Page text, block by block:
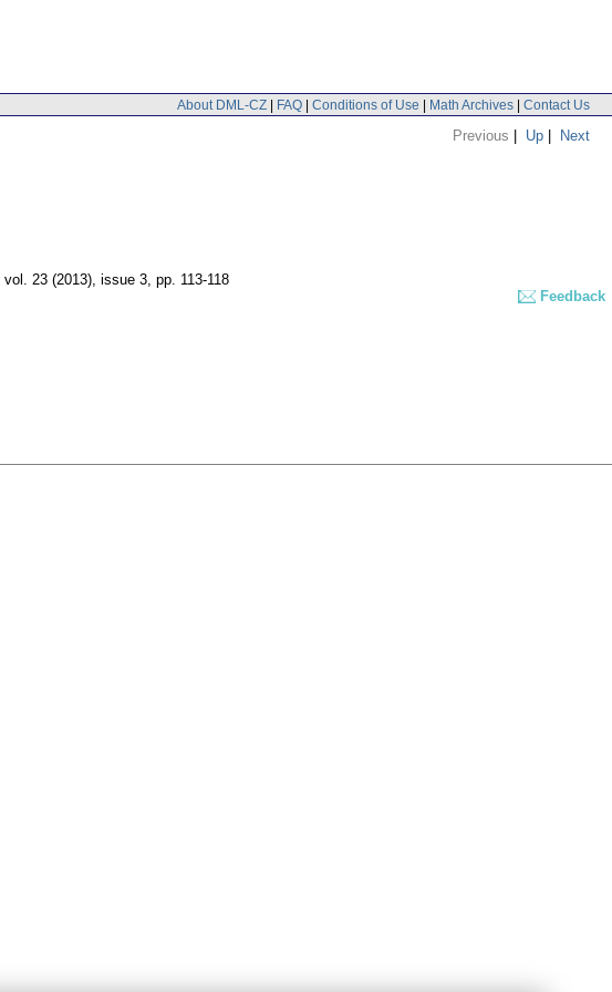
About DML-CZ | FAQ | Conditions of Use | Math Archives | Contact Us
Previous | Up | Next
vol. 23 (2013), issue 3, pp. 113-118
Feedback